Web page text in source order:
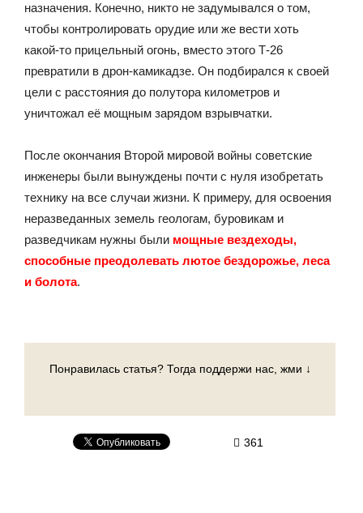
назначения. Конечно, никто не задумывался о том,
чтобы контролировать орудие или же вести хоть
какой-то прицельный огонь, вместо этого Т-26
превратили в дрон-камикадзе. Он подбирался к своей
цели с расстояния до полутора километров и
уничтожал её мощным зарядом взрывчатки.
После окончания Второй мировой войны советские
инженеры были вынуждены почти с нуля изобретать
технику на все случаи жизни. К примеру, для освоения
неразведанных земель геологам, буровикам и
разведчикам нужны были мощные вездеходы,
способные преодолевать лютое бездорожье, леса
и болота.
Понравилась статья? Тогда поддержи нас, жми ↓
361